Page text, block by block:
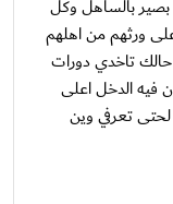
بصير بالساهل وكل
ورثهم من اهلهم
حالك تاخدي دورات
الدخل اعلى
تعرفي وين